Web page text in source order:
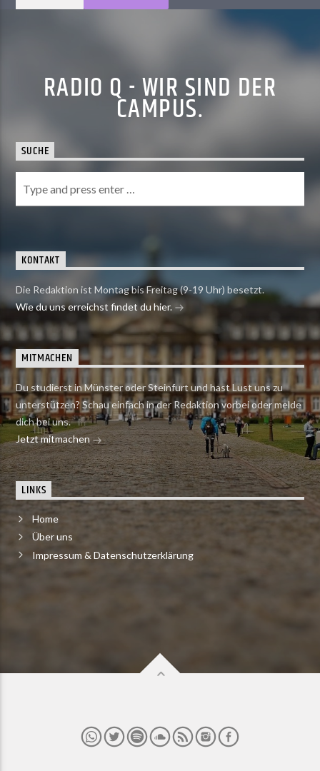
RADIO Q - WIR SIND DER
CAMPUS.
SUCHE
KONTAKT
Die Redaktion ist Montag bis Freitag (9-19 Uhr) besetzt.
Wie du uns erreichst findet du hier.
MITMACHEN
Du studierst in Münster oder Steinfurt und hast Lust uns zu
unterstützen? Schau einfach in der Redaktion vorbei oder melde
dich bei uns.
Jetzt mitmachen
LINKS
Home
Über uns
Impressum & Datenschutzerklärung